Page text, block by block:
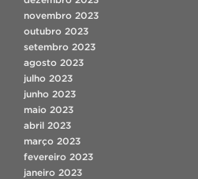
novembro 2023
outubro 2023
setembro 2023
agosto 2023
julho 2023
junho 2023
maio 2023
abril 2023
março 2023
fevereiro 2023
janeiro 2023